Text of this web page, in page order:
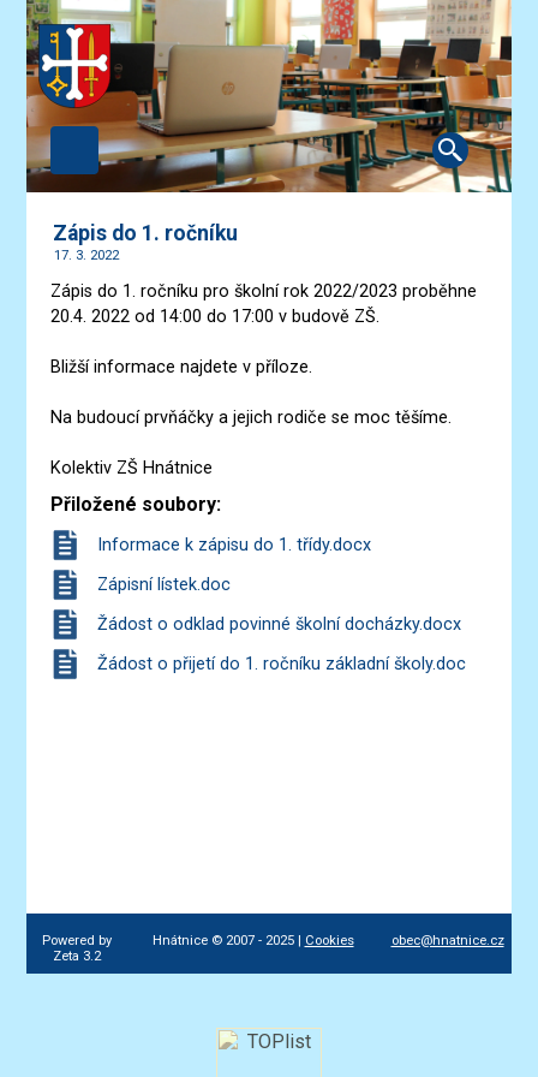
Zápis do 1. ročníku
17. 3. 2022
Zápis do 1. ročníku pro školní rok 2022/2023 proběhne
20.4. 2022 od 14:00 do 17:00 v budově ZŠ.
Bližší informace najdete v příloze.
Na budoucí prvňáčky a jejich rodiče se moc těšíme.
Kolektiv ZŠ Hnátnice
Přiložené soubory:
Informace k zápisu do 1. třídy.docx
Zápisní lístek.doc
Žádost o odklad povinné školní docházky.docx
Žádost o přijetí do 1. ročníku základní školy.doc
Powered by
Zeta 3.2
Hnátnice © 2007 - 2025 | Cookies obec@hnatnice.cz